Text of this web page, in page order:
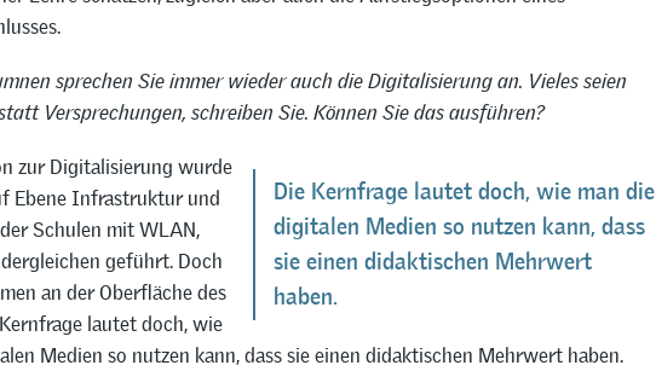
sprechen Sie immer wieder auch die Digitalisierung an. Vieles seien
Versprechungen, schreiben Sie. Können Sie das ausführen?
Die Kernfrage lautet doch, wie man die
digitalen Medien so nutzen kann, dass
sie einen didaktischen Mehrwert
haben.
zur Digitalisierung wurde
Ebene Infrastruktur und
Schulen mit WLAN,
geführt. Doch
an der Oberfläche des
lautet doch, wie
Medien so nutzen kann, dass sie einen didaktischen Mehrwert haben.